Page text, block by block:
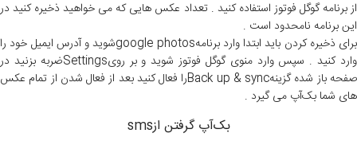
از برنامه گوگل فوتوز استفاده کنید . تعداد عکس هایی که می خواهید ذخیره کنید در
این برنامه نامحدود است .
برای ذخیره کردن باید ابتدا وارد برنامهgoogle photosشوید و آدرس ایمیل خود را
وارد کنید . سپس وارد منوی گوگل فوتوز شوید و بر رویSettingsضربه بزنید در
صفحه باز شده گزینهBack up & syncرا فعال کنید بعد از فعال شدن از تمام عکس
های شما بک‌آپ می گیرد .
بک‌آپ گرفتن ازsms